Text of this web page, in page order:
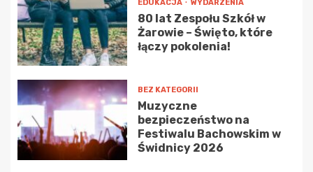
EDUKACJA WYDARZENIA
80 lat Zespołu Szkół w
Żarowie – Święto, które
łączy pokolenia!
BEZ KATEGORII
Muzyczne
bezpieczeństwo na
Festiwalu Bachowskim w
Świdnicy 2026